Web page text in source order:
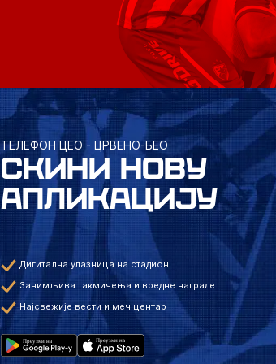
ТЕЛЕФОН ЦЕО - ЦРВЕНО-БЕО
СКИНИ НОВУ
АПЛИКАЦИЈУ
Дигитална улазница на стадион
Занимљива такмичења и вредне награде
Најсвежије вести и меч центар